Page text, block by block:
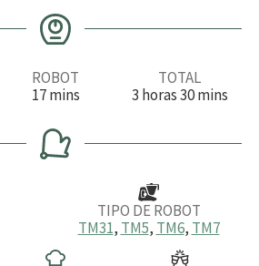
ROBOT
17m
n
u
t
mins
TOTAL
3h
a
horas30m
u
mins
TIPO DE ROBOT
TM31, TM5, TM6, TM7